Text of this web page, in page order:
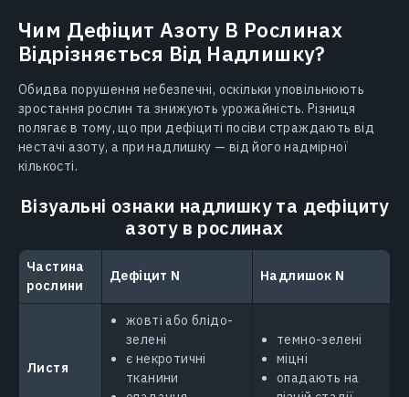
Чим Дефіцит Азоту В Рослинах
Відрізняється Від Надлишку?
Обидва порушення небезпечні, оскільки уповільнюють
зростання рослин та знижують урожайність. Різниця
полягає в тому, що при дефіциті посіви страждають від
нестачі азоту, а при надлишку — від його надмірної
кількості.
Візуальні ознаки надлишку та дефіциту
азоту в рослинах
Частина
рослини
Дефіцит N Надлишок N
Листя
жовті або блідо-
зелені
є некротичні
тканини
темно-зелені
міцні
опадають на